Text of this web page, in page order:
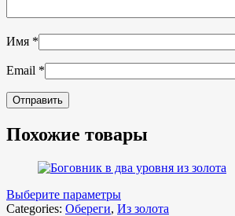
Имя *
Email *
Похожие товары
Выберите параметры
Categories: Обереги, Из золота